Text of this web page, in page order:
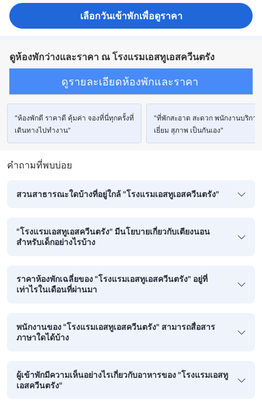
เลือกวันเข้าพักเพื่อดูราคา
ดูห้องพักว่างและราคา ณ โรงแรมเอสทูเอสควีนตรัง
ดูรายละเอียดห้องพักและราคา
"ห้องพักดี ราคาดี คุ้มค่า จองที่นี่ทุกครั้งที่
เดินทางไปทำงาน"
"ที่พักสะอาด สะดวก พนักงานบริกา
เยี่ยม สุภาพ เป็นกันเอง"
คำถามที่พบบ่อย
สวนสาธารณะใดบ้างที่อยู่ใกล้ "โรงแรมเอสทูเอสควีนตรัง"
"โรงแรมเอสทูเอสควีนตรัง" มีนโยบายเกี่ยวกับเตียงนอน
สำหรับเด็กอย่างไรบ้าง
ราคาห้องพักเฉลี่ยของ "โรงแรมเอสทูเอสควีนตรัง" อยู่ที่
เท่าไรในเดือนที่ผ่านมา
พนักงานของ "โรงแรมเอสทูเอสควีนตรัง" สามารถสื่อสาร
ภาษาใดได้บ้าง
ผู้เข้าพักมีความเห็นอย่างไรเกี่ยวกับอาหารของ "โรงแรมเอสทู
เอสควีนตรัง"